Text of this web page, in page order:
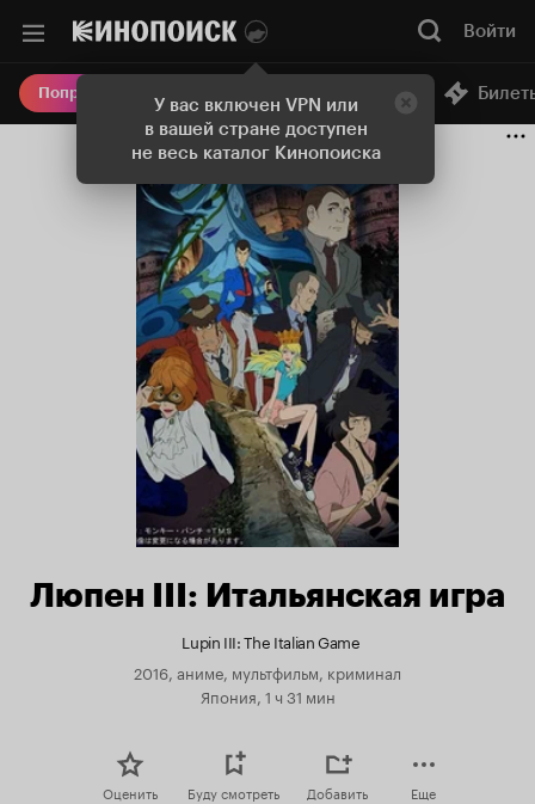
У вас включен VPN или
в вашей стране доступен
не весь каталог Кинопоиска
Войти
Попробовать Плюс Онлайн-кинотеатр
Люпен III: Итальянская игра
Lupin III: The Italian Game
2016, аниме, мультфильм, криминал
Япония, 1 ч 31 мин
Оценить Буду смотреть Добавить Еще